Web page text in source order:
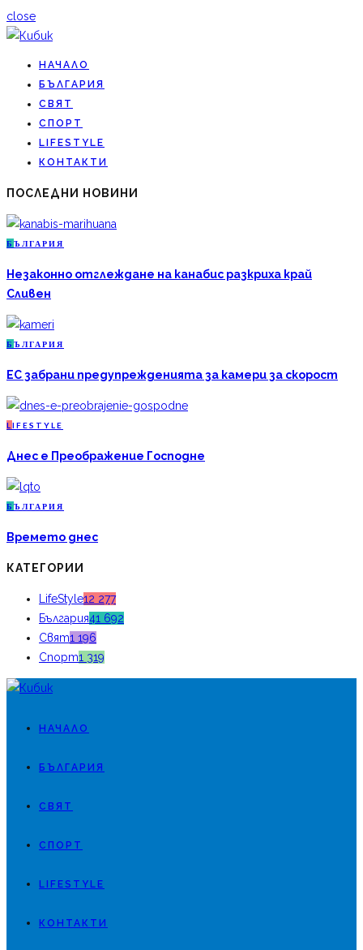
close
НАЧАЛО
БЪЛГАРИЯ
СВЯТ
СПОРТ
LIFESTYLE
КОНТАКТИ
ПОСЛЕДНИ НОВИНИ
Б ЪЛГАРИЯ
Незаконно отглеждане на канабис разкриха край
Сливен
Б ЪЛГАРИЯ
ЕС забрани предупрежденията за камери за скорост
L IFESTYLE
Днес е Преображение Господне
Б ЪЛГАРИЯ
Времето днес
КАТЕГОРИИ
LifeStyle12 277
България41 692
Свят1 196
Спорт1 319
НАЧАЛО
БЪЛГАРИЯ
СВЯТ
СПОРТ
LIFESTYLE
КОНТАКТИ